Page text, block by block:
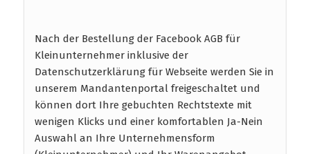
Nach der Bestellung der Facebook AGB für
Kleinunternehmer inklusive der
Datenschutzerklärung für Webseite werden Sie in
unserem Mandantenportal freigeschaltet und
können dort Ihre gebuchten Rechtstexte mit
wenigen Klicks und einer komfortablen Ja-Nein
Auswahl an Ihre Unternehmensform